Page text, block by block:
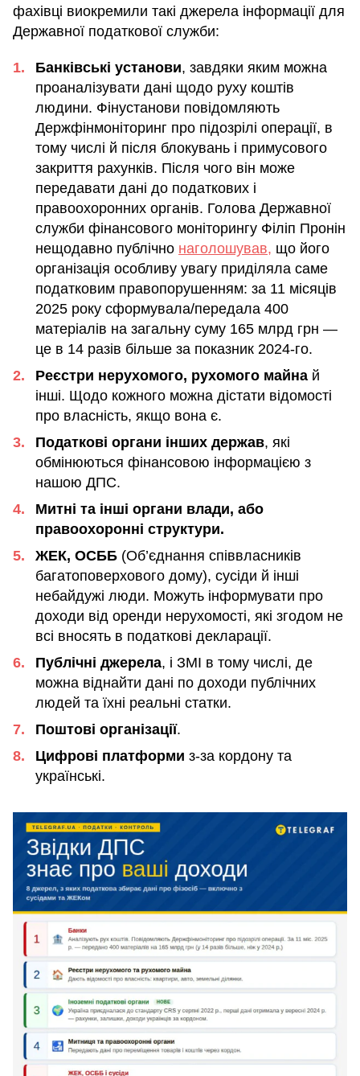
фахівці виокремили такі джерела інформації для
Державної податкової служби:
Банківські установи, завдяки яким можна
проаналізувати дані щодо руху коштів
людини. Фінустанови повідомляють
Держфінмоніторинг про підозрілі операції, в
тому числі й після блокувань і примусового
закриття рахунків. Після чого він може
передавати дані до податкових і
правоохоронних органів. Голова Державної
служби фінансового моніторингу Філіп Пронін
нещодавно публічно наголошував, що його
організація особливу увагу приділяла саме
податковим правопорушенням: за 11 місяців
2025 року сформувала/передала 400
матеріалів на загальну суму 165 млрд грн —
це в 14 разів більше за показник 2024-го.
Реєстри нерухомого, рухомого майна й
інші. Щодо кожного можна дістати відомості
про власність, якщо вона є.
Податкові органи інших держав, які
обмінюються фінансовою інформацією з
нашою ДПС.
Митні та інші органи влади, або
правоохоронні структури.
ЖЕК, ОСББ (Об’єднання співвласників
багатоповерхового дому), сусіди й інші
небайдужі люди. Можуть інформувати про
доходи від оренди нерухомості, які згодом не
всі вносять в податкові декларації.
Публічні джерела, і ЗМІ в тому числі, де
можна віднайти дані по доходи публічних
людей та їхні реальні статки.
Поштові організації.
Цифрові платформи з-за кордону та
українські.